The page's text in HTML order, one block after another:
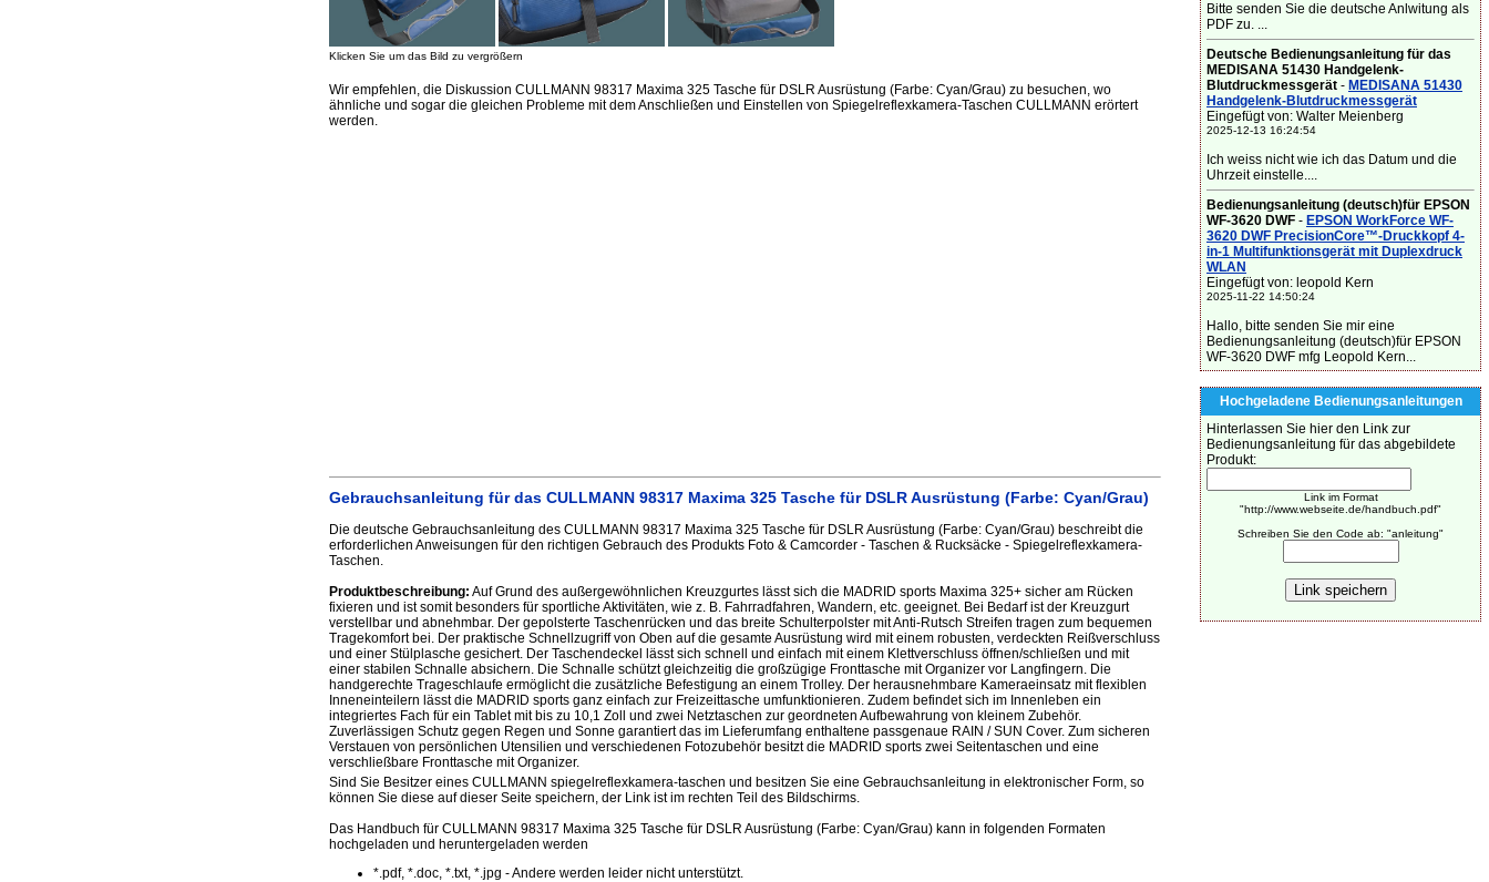
Klicken Sie um das Bild zu vergrößern
Wir empfehlen, die Diskussion CULLMANN 98317 Maxima 325 Tasche für DSLR Ausrüstung (Farbe: Cyan/Grau) zu besuchen, wo
ähnliche und sogar die gleichen Probleme mit dem Anschließen und Einstellen von Spiegelreflexkamera-Taschen CULLMANN erörtert
werden.
Gebrauchsanleitung für das CULLMANN 98317 Maxima 325 Tasche für DSLR Ausrüstung (Farbe: Cyan/Grau)
Die deutsche Gebrauchsanleitung des CULLMANN 98317 Maxima 325 Tasche für DSLR Ausrüstung (Farbe: Cyan/Grau) beschreibt die
erforderlichen Anweisungen für den richtigen Gebrauch des Produkts Foto & Camcorder - Taschen & Rucksäcke - Spiegelreflexkamera-
Taschen.
Produktbeschreibung: Auf Grund des außergewöhnlichen Kreuzgurtes lässt sich die MADRID sports Maxima 325+ sicher am Rücken
fixieren und ist somit besonders für sportliche Aktivitäten, wie z. B. Fahrradfahren, Wandern, etc. geeignet. Bei Bedarf ist der Kreuzgurt
verstellbar und abnehmbar. Der gepolsterte Taschenrücken und das breite Schulterpolster mit Anti-Rutsch Streifen tragen zum bequemen
Tragekomfort bei. Der praktische Schnellzugriff von Oben auf die gesamte Ausrüstung wird mit einem robusten, verdeckten Reißverschluss
und einer Stülplasche gesichert. Der Taschendeckel lässt sich schnell und einfach mit einem Klettverschluss öffnen/schließen und mit
einer stabilen Schnalle absichern. Die Schnalle schützt gleichzeitig die großzügige Fronttasche mit Organizer vor Langfingern. Die
handgerechte Trageschlaufe ermöglicht die zusätzliche Befestigung an einem Trolley. Der herausnehmbare Kameraeinsatz mit flexiblen
Inneneinteilern lässt die MADRID sports ganz einfach zur Freizeittasche umfunktionieren. Zudem befindet sich im Innenleben ein
integriertes Fach für ein Tablet mit bis zu 10,1 Zoll und zwei Netztaschen zur geordneten Aufbewahrung von kleinem Zubehör.
Zuverlässigen Schutz gegen Regen und Sonne garantiert das im Lieferumfang enthaltene passgenaue RAIN / SUN Cover. Zum sicheren
Verstauen von persönlichen Utensilien und verschiedenen Fotozubehör besitzt die MADRID sports zwei Seitentaschen und eine
verschließbare Fronttasche mit Organizer.
Sind Sie Besitzer eines CULLMANN spiegelreflexkamera-taschen und besitzen Sie eine Gebrauchsanleitung in elektronischer Form, so
können Sie diese auf dieser Seite speichern, der Link ist im rechten Teil des Bildschirms.
Das Handbuch für CULLMANN 98317 Maxima 325 Tasche für DSLR Ausrüstung (Farbe: Cyan/Grau) kann in folgenden Formaten
hochgeladen und heruntergeladen werden
*.pdf, *.doc, *.txt, *.jpg - Andere werden leider nicht unterstützt.
Bitte senden Sie die deutsche Anlwitung als
PDF zu. ...
Deutsche Bedienungsanleitung für das
MEDISANA 51430 Handgelenk-
Blutdruckmessgerät - MEDISANA 51430
Handgelenk-Blutdruckmessgerät
Eingefügt von: Walter Meienberg
2025-12-13 16:24:54
Ich weiss nicht wie ich das Datum und die
Uhrzeit einstelle....
Bedienungsanleitung (deutsch)für EPSON
WF-3620 DWF - EPSON WorkForce WF-
3620 DWF PrecisionCore™-Druckkopf 4-
in-1 Multifunktionsgerät mit Duplexdruck
WLAN
Eingefügt von: leopold Kern
2025-11-22 14:50:24
Hallo, bitte senden Sie mir eine
Bedienungsanleitung (deutsch)für EPSON
WF-3620 DWF mfg Leopold Kern...
Hochgeladene Bedienungsanleitungen
Hinterlassen Sie hier den Link zur
Bedienungsanleitung für das abgebildete
Produkt:
Link im Format
"http://www.webseite.de/handbuch.pdf"
Schreiben Sie den Code ab: "anleitung"